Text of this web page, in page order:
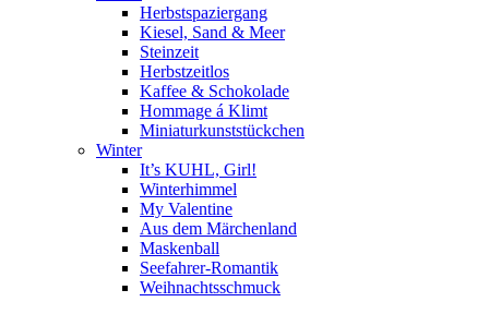
Herbstspaziergang
Kiesel, Sand & Meer
Steinzeit
Herbstzeitlos
Kaffee & Schokolade
Hommage á Klimt
Miniaturkunststückchen
Winter
It’s KUHL, Girl!
Winterhimmel
My Valentine
Aus dem Märchenland
Maskenball
Seefahrer-Romantik
Weihnachtsschmuck